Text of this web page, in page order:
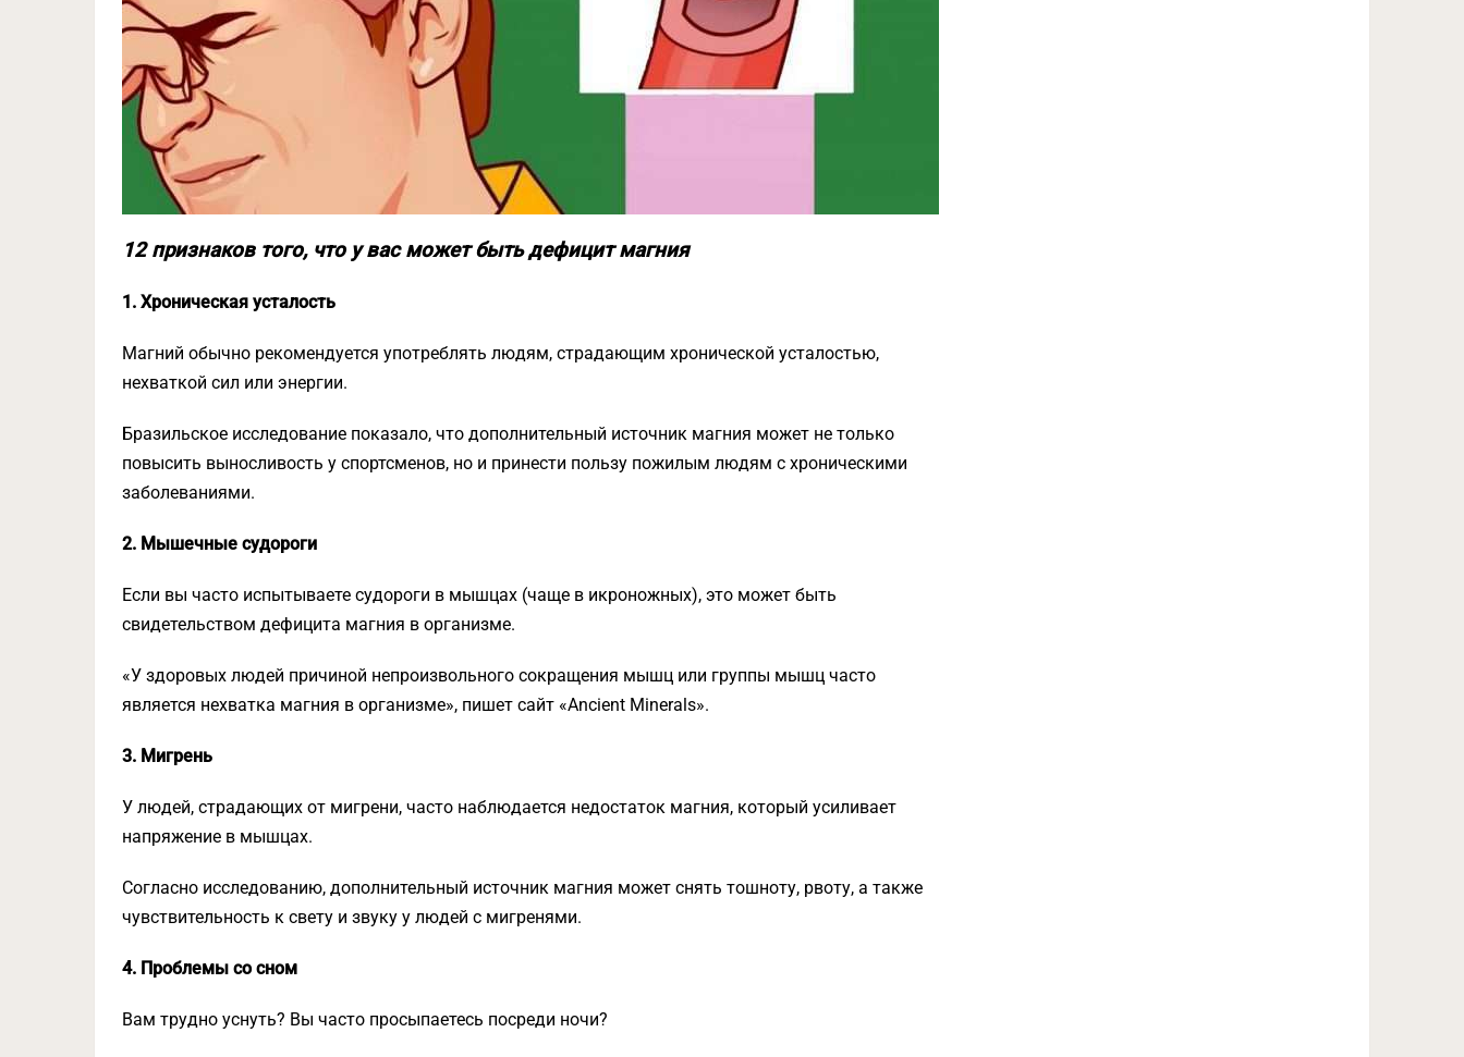
12 признаков того, что у вас может быть дефицит магния
1. Хроническая усталость
Магний обычно рекомендуется употреблять людям, страдающим хронической усталостью,
нехваткой сил или энергии.
Бразильское исследование показало, что дополнительный источник магния может не только
повысить выносливость у спортсменов, но и принести пользу пожилым людям с хроническими
заболеваниями.
2. Мышечные судороги
Если вы часто испытываете судороги в мышцах (чаще в икроножных), это может быть
свидетельством дефицита магния в организме.
«У здоровых людей причиной непроизвольного сокращения мышц или группы мышц часто
является нехватка магния в организме», пишет сайт «Ancient Minerals».
3. Мигрень
У людей, страдающих от мигрени, часто наблюдается недостаток магния, который усиливает
напряжение в мышцах.
Согласно исследованию, дополнительный источник магния может снять тошноту, рвоту, а также
чувствительность к свету и звуку у людей с мигренями.
4. Проблемы со сном
Вам трудно уснуть? Вы часто просыпаетесь посреди ночи?